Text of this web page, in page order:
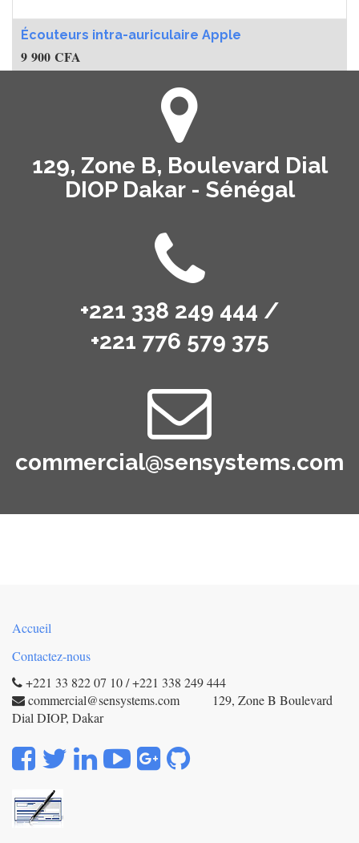
Écouteurs intra-auriculaire Apple
9 900 CFA
129, Zone B, Boulevard Dial
DIOP Dakar - Sénégal
+221 338 249 444 /
+221 776 579 375
commercial@sensystems.com
Accueil
Contactez-nous
+221 33 822 07 10 / +221 338 249 444
commercial@sensystems.com 129, Zone B Boulevard
Dial DIOP, Dakar